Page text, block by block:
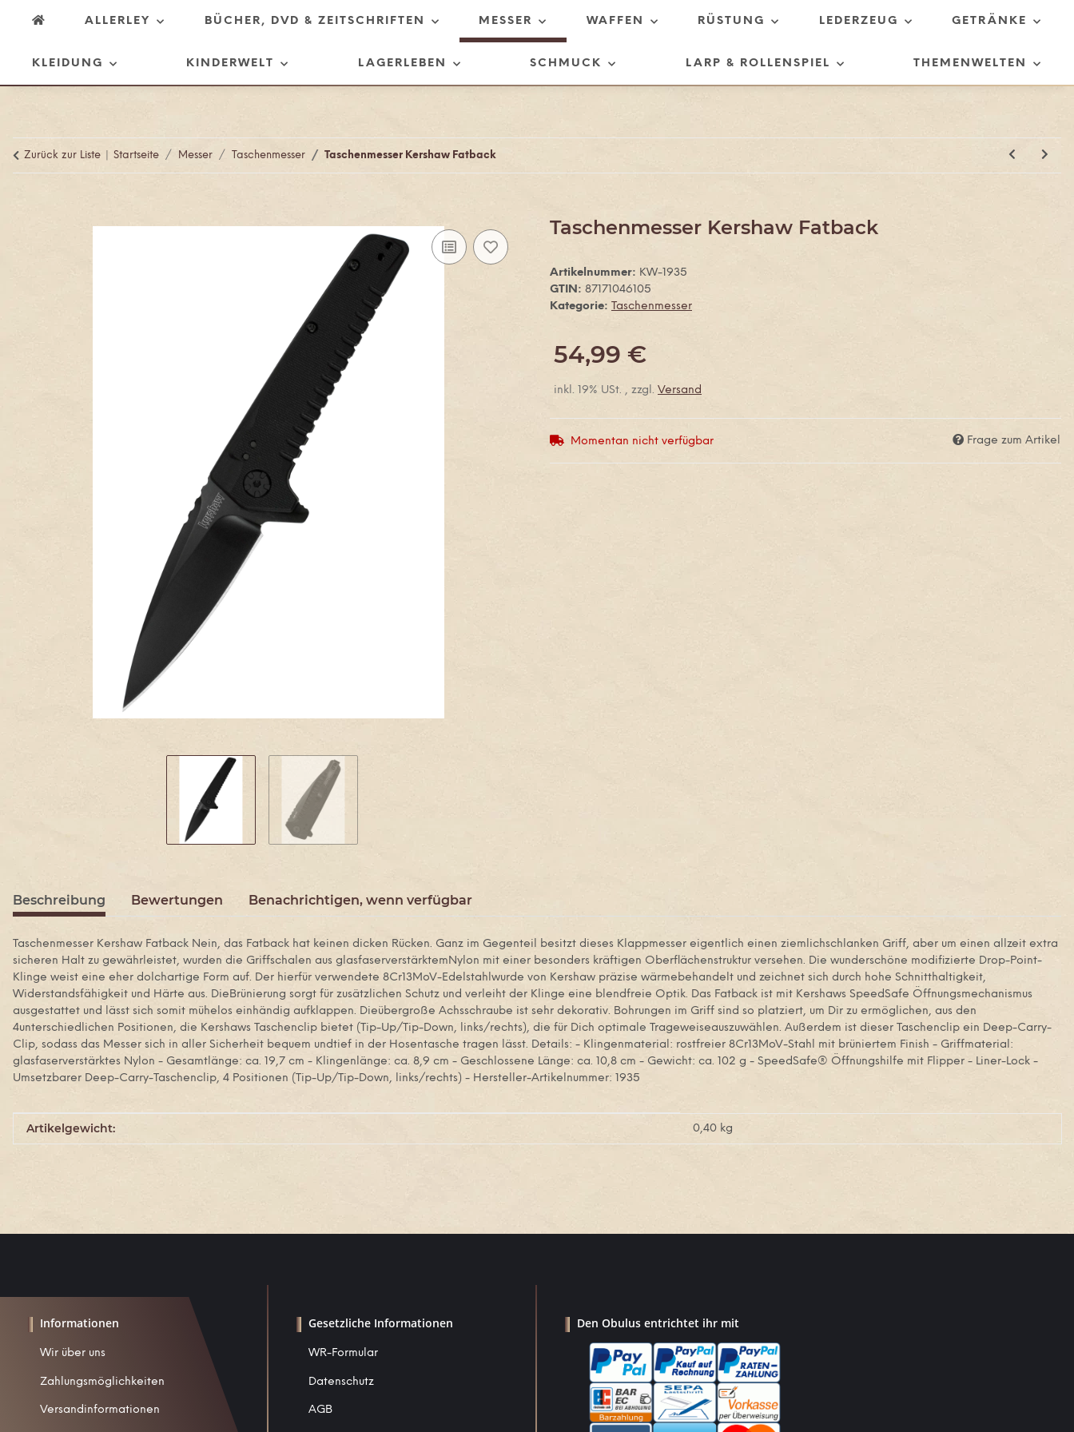
ALLERLEY BÜCHER, DVD & ZEITSCHRIFTEN MESSER WAFFEN RÜSTUNG LEDERZEUG GETRÄNKE
KLEIDUNG KINDERWELT LAGERLEBEN SCHMUCK LARP & ROLLENSPIEL THEMENWELTEN
Zurück zur Liste Startseite Messer Taschenmesser Taschenmesser Kershaw Fatback
Taschenmesser Kershaw Fatback
Artikelnummer: KW-1935
GTIN: 87171046105
Kategorie: Taschenmesser
54,99 €
inkl. 19% USt. , zzgl. Versand
Momentan nicht verfügbar Frage zum Artikel
Beschreibung Bewertungen Benachrichtigen, wenn verfügbar
Taschenmesser Kershaw Fatback Nein, das Fatback hat keinen dicken Rücken. Ganz im Gegenteil besitzt dieses Klappmesser eigentlich einen ziemlichschlanken Griff, aber um einen allzeit extra
sicheren Halt zu gewährleistet, wurden die Griffschalen aus glasfaserverstärktemNylon mit einer besonders kräftigen Oberflächenstruktur versehen. Die wunderschöne modifizierte Drop-Point-
Klinge weist eine eher dolchartige Form auf. Der hierfür verwendete 8Cr13MoV-Edelstahlwurde von Kershaw präzise wärmebehandelt und zeichnet sich durch hohe Schnitthaltigkeit,
Widerstandsfähigkeit und Härte aus. DieBrünierung sorgt für zusätzlichen Schutz und verleiht der Klinge eine blendfreie Optik. Das Fatback ist mit Kershaws SpeedSafe Öffnungsmechanismus
ausgestattet und lässt sich somit mühelos einhändig aufklappen. Dieübergroße Achsschraube ist sehr dekorativ. Bohrungen im Griff sind so platziert, um Dir zu ermöglichen, aus den
4unterschiedlichen Positionen, die Kershaws Taschenclip bietet (Tip-Up/Tip-Down, links/rechts), die für Dich optimale Trageweiseauszuwählen. Außerdem ist dieser Taschenclip ein Deep-Carry-
Clip, sodass das Messer sich in aller Sicherheit bequem undtief in der Hosentasche tragen lässt. Details: - Klingenmaterial: rostfreier 8Cr13MoV-Stahl mit brüniertem Finish - Griffmaterial:
glasfaserverstärktes Nylon - Gesamtlänge: ca. 19,7 cm - Klingenlänge: ca. 8,9 cm - Geschlossene Länge: ca. 10,8 cm - Gewicht: ca. 102 g - SpeedSafe® Öffnungshilfe mit Flipper - Liner-Lock -
Umsetzbarer Deep-Carry-Taschenclip, 4 Positionen (Tip-Up/Tip-Down, links/rechts) - Hersteller-Artikelnummer: 1935
Produkteigenschaft
Wert
Artikelgewicht: 0,40 kg
Informationen
Wir über uns
Zahlungsmöglichkeiten
Versandinformationen
Gesetzliche Informationen
WR-Formular
Datenschutz
AGB
Den Obulus entrichtet ihr mit